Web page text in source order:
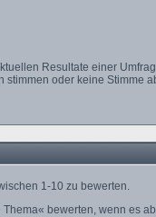
Resultate einer
stimmen oder keine Stimme
1-10 zu bewerten.
bewerten, wenn es